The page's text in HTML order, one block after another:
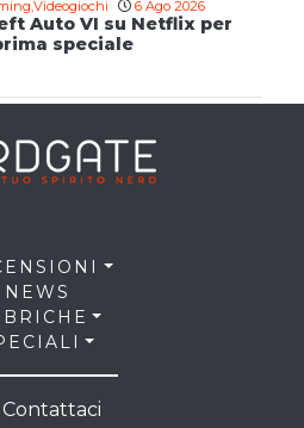
,Videogiochi 6 Ago 2026
Auto VI su Netflix per
speciale
NEWS
Contattaci